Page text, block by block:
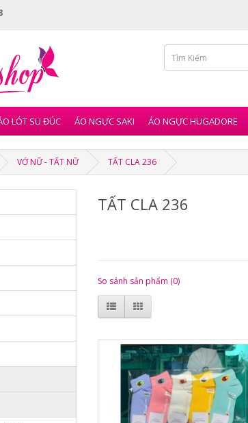
LÓT SU ĐÚC ÁO NGỰC SAKI ÁO NGỰC HUGADORE
VỚ NỮ - TẤT NỮ TẤT CLA 236
TẤT CLA 236
So sánh sản phẩm (0)